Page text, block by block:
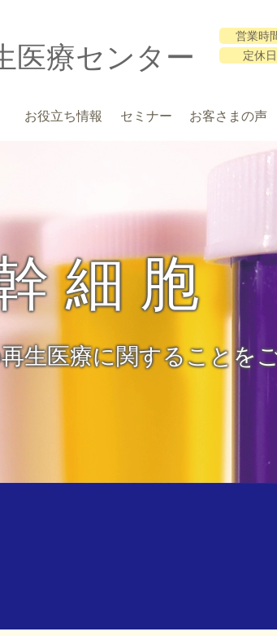
医療センター
営業時
定休
お役立ち情報 セミナー お客さまの声
細 胞
生医療に関することを